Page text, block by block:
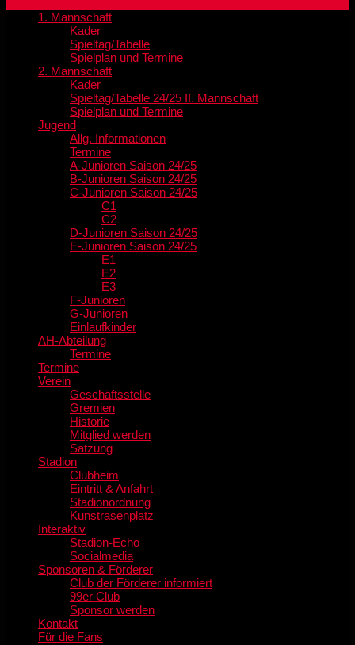
1. Mannschaft
Kader
Spieltag/Tabelle
Spielplan und Termine
2. Mannschaft
Kader
Spieltag/Tabelle 24/25 II. Mannschaft
Spielplan und Termine
Jugend
Allg. Informationen
Termine
A-Junioren Saison 24/25
B-Junioren Saison 24/25
C-Junioren Saison 24/25
C1
C2
D-Junioren Saison 24/25
E-Junioren Saison 24/25
E1
E2
E3
F-Junioren
G-Junioren
Einlaufkinder
AH-Abteilung
Termine
Termine
Verein
Geschäftsstelle
Gremien
Historie
Mitglied werden
Satzung
Stadion
Clubheim
Eintritt & Anfahrt
Stadionordnung
Kunstrasenplatz
Interaktiv
Stadion-Echo
Socialmedia
Sponsoren & Förderer
Club der Förderer informiert
99er Club
Sponsor werden
Kontakt
Für die Fans